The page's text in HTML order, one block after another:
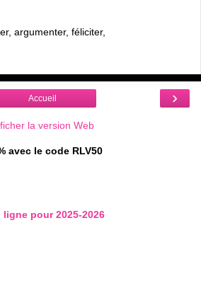
argumenter, féliciter,
›
Accueil
la version Web
avec le code RLV50
ligne pour 2025-2026